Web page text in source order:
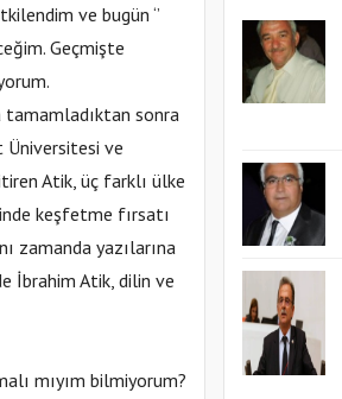
ve bugün ‘’
Geçmişte
tamamladıktan sonra
Üniversitesi ve
Atik, üç farklı ülke
keşfetme fırsatı
zamanda yazılarına
İbrahim Atik, dilin ve
mıyım bilmiyorum?